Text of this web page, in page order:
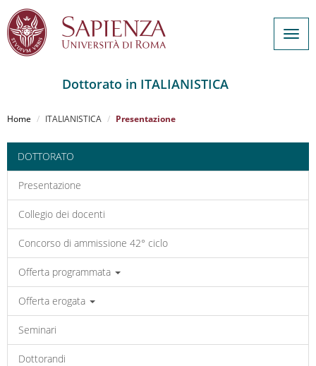
al
principale
Dottorato in ITALIANISTICA
Home ITALIANISTICA Presentazione
DOTTORATO
Presentazione
Collegio dei docenti
Concorso di ammissione 42° ciclo
Offerta programmata
Offerta erogata
Seminari
Dottorandi